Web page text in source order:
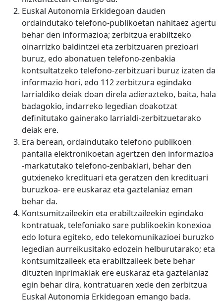
Euskal Autonomia Erkidegoan dauden
ordaindutako telefono-publikoetan nahitaez agertu
behar den informazioa; zerbitzua erabiltzeko
oinarrizko baldintzei eta zerbitzuaren prezioari
buruz, edo abonatuen telefono-zenbakia
kontsultatzeko telefono-zerbitzuari buruz izaten da
informazio hori, edo 112 zerbitzura egindako
larrialdiko deiak doan direla adierazteko, baita, hala
badagokio, indarreko legedian doakotzat
definitutako gainerako larrialdi-zerbitzuetarako
deiak ere.
Era berean, ordaindutako telefono publikoen
pantaila elektronikoetan agertzen den informazioa
-markatutako telefono-zenbakiari, behar den
gutxieneko kredituari eta geratzen den kredituari
buruzkoa- ere euskaraz eta gaztelaniaz eman
behar da.
Kontsumitzaileekin eta erabiltzaileekin egindako
kontratuak, telefoniako sare publikoekin konexioa
edo lotura egiteko, edo telekomunikazioei buruzko
legedian aurreikusitako edozein helburutarako; eta
kontsumitzaileek eta erabiltzaileek bete behar
dituzten inprimakiak ere euskaraz eta gaztelaniaz
egin behar dira, kontratuaren xede den zerbitzua
Euskal Autonomia Erkidegoan emango bada.